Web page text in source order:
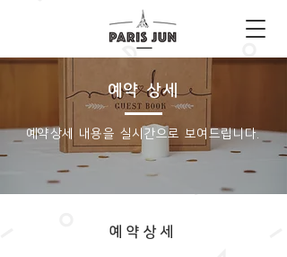
예약 상세
​예약상세 내용을 실시간으로 보여드립니다.
예약상세